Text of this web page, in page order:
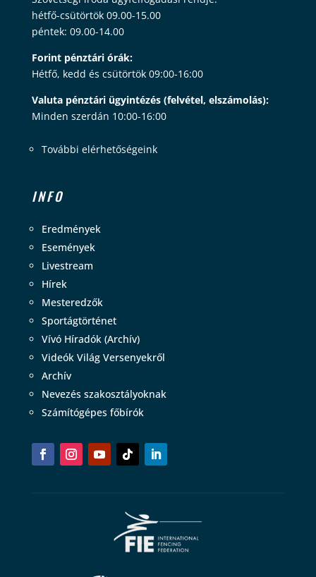
hétfő-csütörtök 09.00-15.00
péntek: 09.00-14.00
Forint pénztári órák:
Hétfő, kedd és csütörtök 09:00-16:00
Valuta pénztári ügyintézés (felvétel, elszámolás):
Minden szerdán 10:00-16:00
További elérhetőségeink
INFO
Eredmények
Események
Livestream
Hírek
Mesteredzők
Sportágtörténet
Vívó Híradók (Archív)
Videók Világ Versenyekről
Archív
Nevezés szakosztályoknak
Számítógépes főbírók